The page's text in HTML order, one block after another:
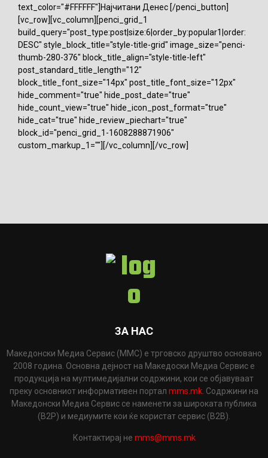
text_color="#FFFFFF"]Најчитани Денес [/penci_button]
[vc_row][vc_column][penci_grid_1
build_query="post_type:post|size:6|order_by:popular1|order:
DESC" style_block_title="style-title-grid" image_size="penci-
thumb-280-376" block_title_align="style-title-left"
post_standard_title_length="12"
block_title_font_size="14px" post_title_font_size="12px"
hide_comment="true" hide_post_date="true"
hide_count_view="true" hide_icon_post_format="true"
hide_cat="true" hide_review_piechart="true"
block_id="penci_grid_1-1608288871906"
custom_markup_1=""][/vc_column][/vc_row]
ЗА НАС
Македонски Медиа Сервис (ММС) е трговско друштво основано
2008 година. Основна дејност на Македоски Медиа Сервис е
продукција на мултимедијални содржини, кои се објавуваат
преку основниот информативен портал mms.mk . Содржини на
Македонски Медиа Сервис се наменети за широката публика
(B2P) и медиумите кои ќе користат сервис (B2B).
Контактирај не mms@mms.mk